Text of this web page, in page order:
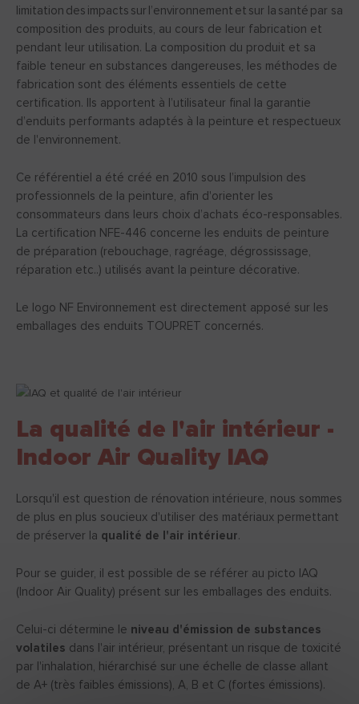
limitation des impacts sur l’environnement et sur la santé par sa
composition des produits, au cours de leur fabrication et
pendant leur utilisation. La composition du produit et sa
faible teneur en substances dangereuses, les méthodes de
fabrication sont des éléments essentiels de cette
certification. Ils apportent à l’utilisateur final la garantie
d’enduits performants adaptés à la peinture et respectueux
de l'environnement.
Ce référentiel a été créé en 2010 sous l’impulsion des
professionnels de la peinture, afin d'orienter les
consommateurs dans leurs choix d’achats éco-responsables.
La certification NFE-446 concerne les enduits de peinture
de préparation (rebouchage, ragréage, dégrossissage,
réparation etc..) utilisés avant la peinture décorative.
Le logo NF Environnement est directement apposé sur les
emballages des enduits TOUPRET concernés.
La qualité de l'air intérieur -
Indoor Air Quality IAQ
Lorsqu'il est question de rénovation intérieure, nous sommes
de plus en plus soucieux d'utiliser des matériaux permettant
de préserver la qualité de l'air intérieur.
Pour se guider, il est possible de se référer au picto IAQ
(Indoor Air Quality) présent sur les emballages des enduits.
Celui-ci détermine le niveau d'émission de substances
volatiles dans l'air intérieur, présentant un risque de toxicité
par l'inhalation, hiérarchisé sur une échelle de classe allant
de A+ (très faibles émissions), A, B et C (fortes émissions).